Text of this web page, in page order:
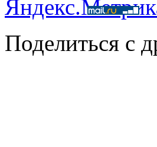
Поделиться с